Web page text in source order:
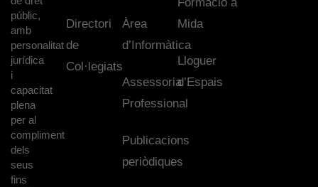
públic,
amb
personalitat
jurídica
i
capacitat
plena
per al
compliment
dels
seus
fins
Directori
de
Col·legiats
Àrea
d’Informàtica
Assessoria
Professional
Publicacions
periòdiques
Mida
Lloguer
d’Espais